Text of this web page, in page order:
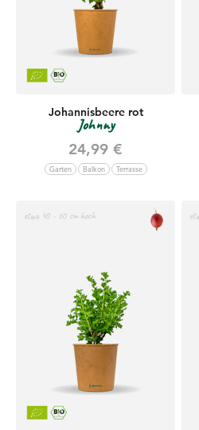
Johannisbeere rot
Johnny
Angebot
24,99 €
Garten Balkon Terrasse
etwa 40 - 60 cm hoch